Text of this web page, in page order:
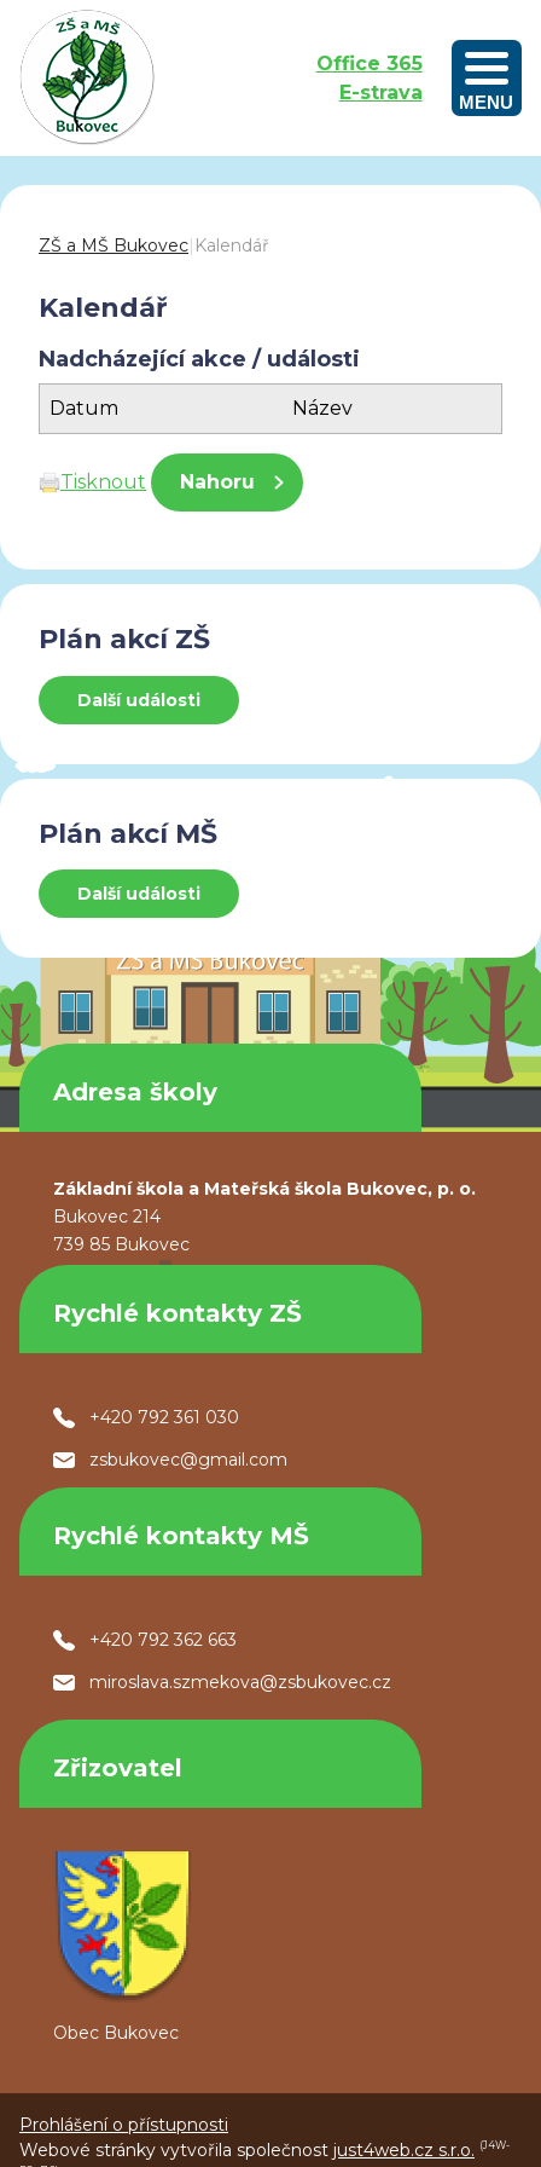
Office 365
E-strava
MENU
ZŠ a MŠ Bukovec| Kalendář
Kalendář
Nadcházející akce / události
Datum Název
Tisknout Nahoru
Plán akcí ZŠ
Další události
Plán akcí MŠ
Další události
Adresa školy
Základní škola a Mateřská škola Bukovec, p. o.
Bukovec 214
739 85 Bukovec
Rychlé kontakty ZŠ
+420 792 361 030
zsbukovec@gmail.com
Rychlé kontakty MŠ
+420 792 362 663
miroslava.szmekova@zsbukovec.cz
Zřizovatel
Obec Bukovec
Prohlášení o přístupnosti
Webové stránky vytvořila společnost just4web.cz s.r.o. (J4W-